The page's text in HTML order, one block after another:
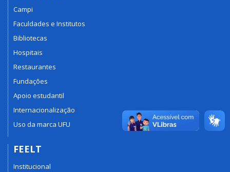
Campi
Faculdades e Institutos
Bibliotecas
Hospitais
Restaurantes
Fundações
Apoio estudantil
Internacionalização
Uso da marca UFU
FEELT
Institucional